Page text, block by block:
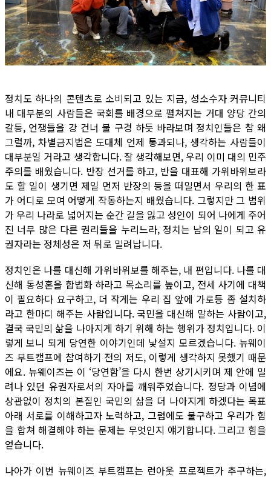
정치도 하나의 콘텐츠로 소비되고 있는 지금, 성소수자 커뮤니티
내 대부분의 사람들은 국회를 배경으로 펼쳐지는 거대 양당 간의
갈등, 언쟁들을 강 건너 불 구경 하듯 바라보며 정치인들은 참 왜
그럴까, 차별금지법은 도대체 언제 통과되나, 생각하는 사람들이
대부분일 거라고 생각합니다. 잘 생각해보면, 우리 이미 대의 민주
주의를 배웠습니다. 반장 선거를 하고, 반을 대표해 가위바위보라
도 할 일이 생기면 제일 먼저 반장의 등을 떠밀면서 우리의 한 표
가 어디로 모여 어떻게 작동하는지 배웠습니다. 그렇지만 그 범위
가 우리 나라로 넓어지는 순간 길을 잃고 성인이 되어 나에게 주어
진 너무 많은 다른 권리들을 누리느라, 정치는 남의 일이 되고 유
권자라는 정체성은 저 뒤로 밀려납니다.
정치인은 나를 대신해 가위바위보를 해주는, 내 편입니다. 나를 대
신해 동성혼을 합법화 하라고 목소리를 높이고, 전세 사기에 대책
이 필요하다 요구하고, 더 작게는 우리 집 앞에 가로등 좀 설치하
라고 한마디 해주는 사람입니다. 국민을 대신해 말하는 사람이고,
결국 국민의 삶을 나아지게 하기 위해 하는 행위가 정치입니다. 이
렇게 보니 되게 당연한 이야기인데 낯설지 모르겠습니다. 뉴웨이
즈 부트캠프에 참여하기 전의 저도, 이렇게 생각하지 못했기 때문
에요. 뉴웨이즈는 이 ‘당연함’을 다시 한번 상기시키며 제 안에 밀
려나 있던 유권자로서의 자아를 깨워주었습니다. 정당과 이념에
상관없이 정치의 본질인 국민의 삶을 더 나아지게 하겠다는 목표
아래 서로를 이해하고자 노력하고, 그럼에도 불구하고 우리가 힘
을 합쳐 해결해야 하는 문제는 무엇인지 얘기합니다. 그리고 힘을
얻습니다.
나아가 이번 뉴웨이즈 부트캠프는 런아웃 프로젝트가 추구하는,